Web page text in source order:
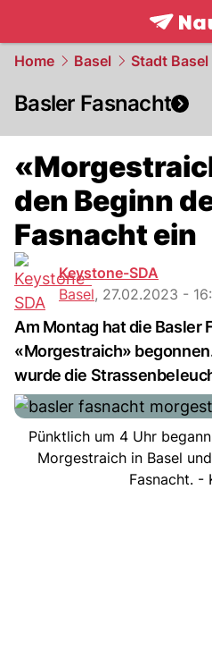
Home Basel Stadt Basel
Basler Fasnacht
den Beginn
Fasnacht ein
Keystone-SDA
Basel, 27.02.2023 -
Am Montag hat die Basler
«Morgestraich»
wurde die
Pünktlich um 4 Uhr
Morgestraich in Basel
Fasnacht. -